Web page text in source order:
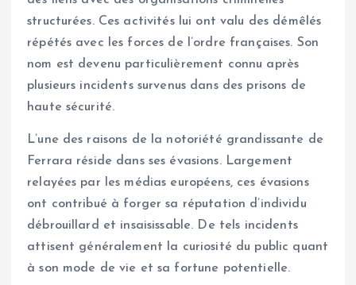
structurées. Ces activités lui ont valu des démêlés
répétés avec les forces de l’ordre françaises. Son
nom est devenu particulièrement connu après
plusieurs incidents survenus dans des prisons de
haute sécurité.
L’une des raisons de la notoriété grandissante de
Ferrara réside dans ses évasions. Largement
relayées par les médias européens, ces évasions
ont contribué à forger sa réputation d’individu
débrouillard et insaisissable. De tels incidents
attisent généralement la curiosité du public quant
à son mode de vie et sa fortune potentielle.